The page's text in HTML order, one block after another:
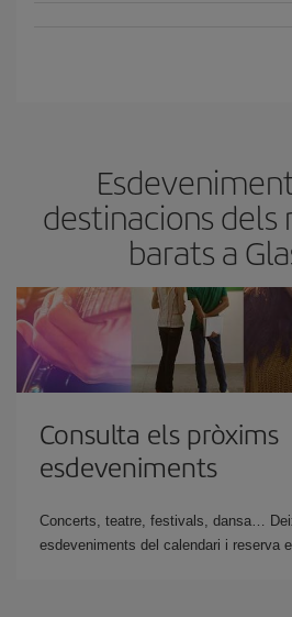
destinacions dels
barats a
Consulta els pròxims
esdeveniments
Concerts, teatre, festivals, dansa…
esdeveniments del calendari i reserva